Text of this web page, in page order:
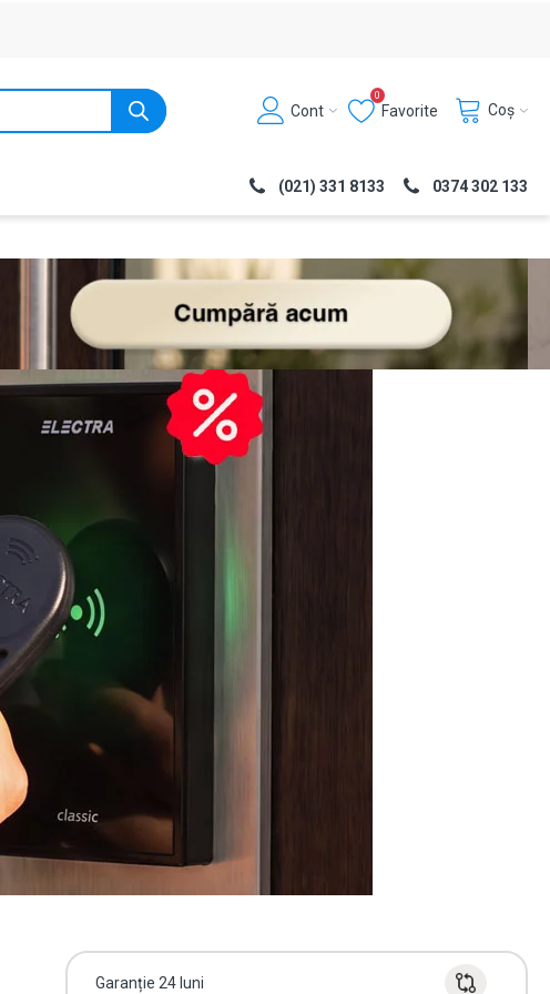
Cont
0
Favorite Coș
(021) 331 8133 0374 302 133
Garanție 24 luni